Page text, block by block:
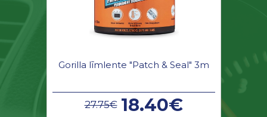
Gorilla līmlente "Patch & Seal" 3m
27.75€ 18.40€